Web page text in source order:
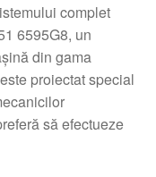
complet
6595G8, un
din gama
proiectat special
să efectueze